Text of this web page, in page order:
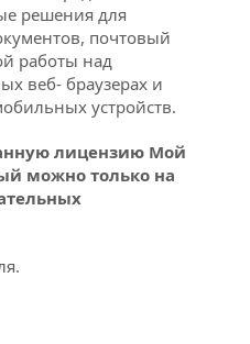
решения для
почтовый
работы над
веб- браузерах и
устройств.
лицензию Мой
можно только на